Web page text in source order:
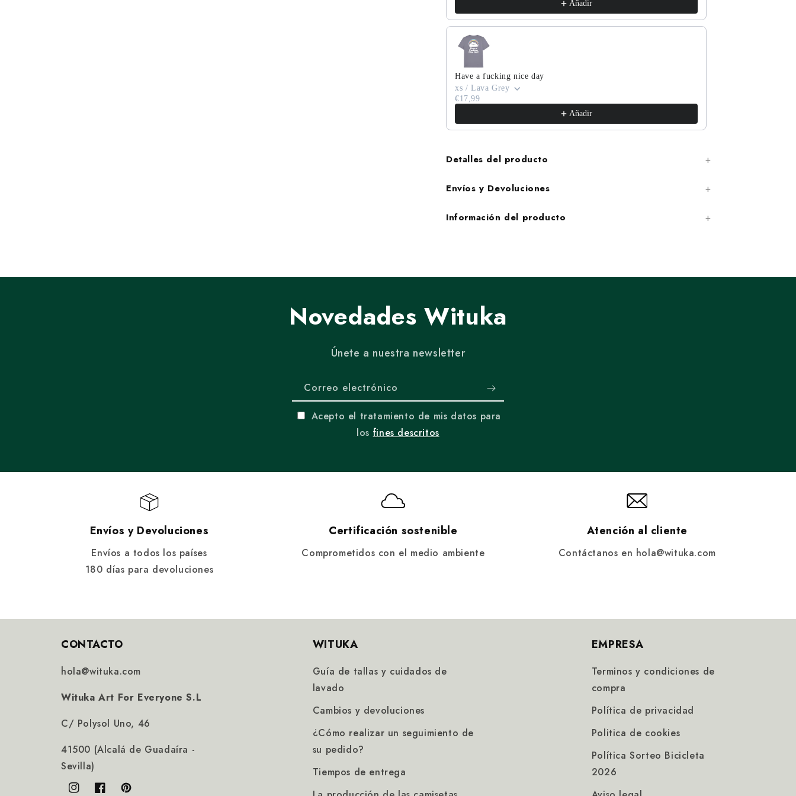
Añadir
Have a fucking nice day
xs / Lava Grey
€17,99
Añadir
Detalles del producto
Envíos y Devoluciones
Información del producto
Novedades Wituka
Únete a nuestra newsletter
Correo electrónico
Acepto el tratamiento de mis datos para
los fines descritos
Envíos y Devoluciones
Envíos a todos los países
180 días para devoluciones
Certificación sostenible
Comprometidos con el medio ambiente
Atención al cliente
Contáctanos en hola@wituka.com
CONTACTO
hola@wituka.com
Wituka Art For Everyone S.L
C/ Polysol Uno, 46
41500 (Alcalá de Guadaíra -
Sevilla)
WITUKA
Guía de tallas y cuidados de
lavado
Cambios y devoluciones
¿Cómo realizar un seguimiento de
su pedido?
Tiempos de entrega
EMPRESA
Terminos y condiciones de
compra
Política de privacidad
Politica de cookies
Política Sorteo Bicicleta
2026